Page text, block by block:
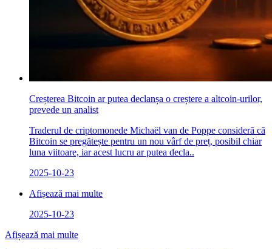
Creșterea Bitcoin ar putea declanșa o creștere a altcoin-urilor,
prevede un analist
Traderul de criptomonede Michaël van de Poppe consideră că
Bitcoin se pregătește pentru un nou vârf de preț, posibil chiar
luna viitoare, iar acest lucru ar putea decla..
2025-10-23
Afișează mai multe
2025-10-23
Afișează mai multe